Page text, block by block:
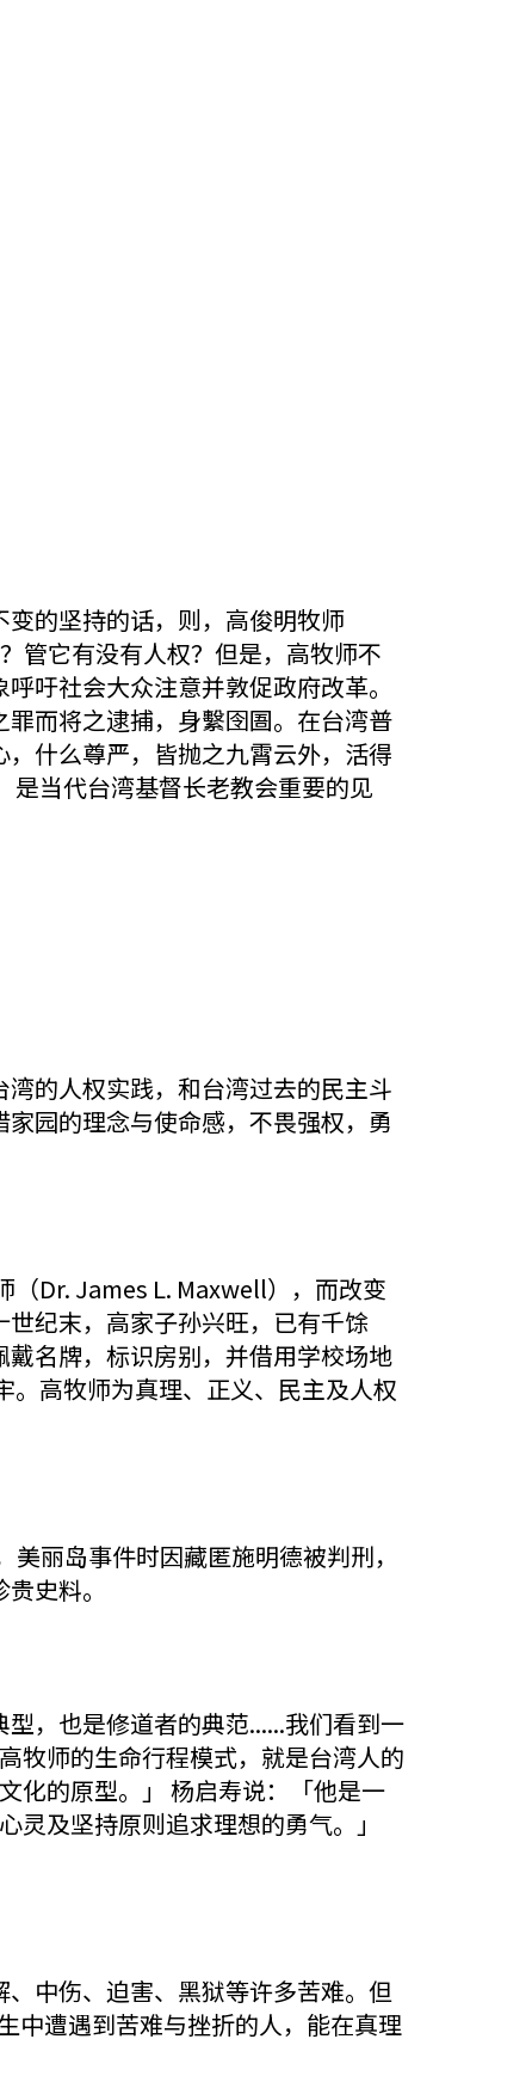
的坚持的话，则，高俊明牧师
管它有没有人权？但是，高牧师不
吁社会大众注意并敦促政府改革。
而将之逮捕，身繫囹圄。在台湾普
什么尊严，皆抛之九霄云外，活得
是当代台湾基督长老教会重要的见
的人权实践，和台湾过去的民主斗
园的理念与使命感，不畏强权，勇
（Dr. James L. Maxwell），而改变
纪末，高家子孙兴旺，已有千馀
名牌，标识房别，并借用学校场地
高牧师为真理、正义、民主及人权
丽岛事件时因藏匿施明德被判刑，
史料。
，也是修道者的典范......我们看到一
牧师的生命行程模式，就是台湾人的
化的原型。」 杨启寿说：「他是一
及坚持原则追求理想的勇气。」
中伤、迫害、黑狱等许多苦难。但
中遭遇到苦难与挫折的人，能在真理